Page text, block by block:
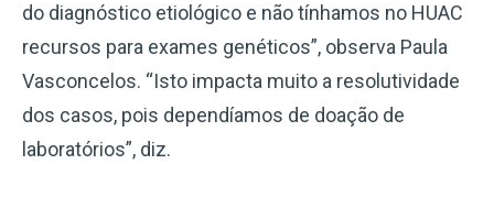
do diagnóstico etiológico e não tínhamos no HUAC
recursos para exames genéticos”, observa Paula
Vasconcelos. “Isto impacta muito a resolutividade
dos casos, pois dependíamos de doação de
laboratórios”, diz.